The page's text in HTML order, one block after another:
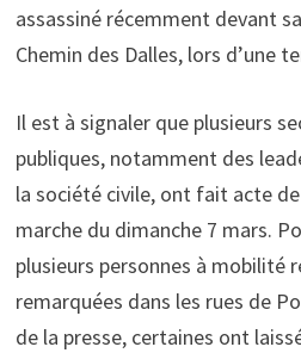
assassiné récemment devant
Chemin des Dalles, lors d’une
Il est à signaler que plusieurs
publiques, notamment des
la société civile, ont fait acte
marche du dimanche 7 mars.
plusieurs personnes à mobilité
remarquées dans les rues de
de la presse, certaines ont